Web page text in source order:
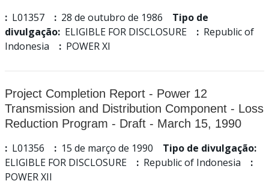
: L01357 : 28 de outubro de 1986
Tipo de
divulgação: ELIGIBLE FOR DISCLOSURE : Republic of
Indonesia
: POWER XI
Project Completion Report - Power 12
Transmission and Distribution Component - Loss
Reduction Program - Draft - March 15, 1990
: L01356 : 15 de março de 1990
Tipo de divulgação:
ELIGIBLE FOR DISCLOSURE
: Republic of Indonesia
:
POWER XII